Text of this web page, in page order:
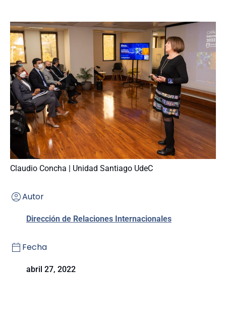
Claudio Concha | Unidad Santiago UdeC
Autor
Dirección de Relaciones Internacionales
Fecha
abril 27, 2022